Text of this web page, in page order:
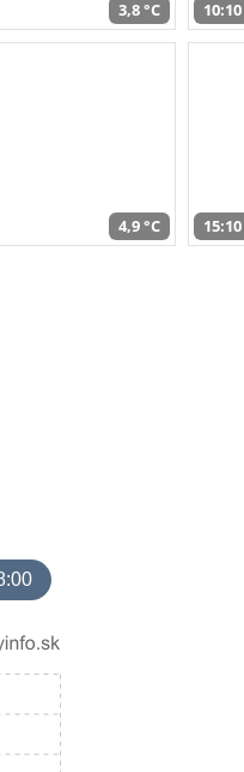
3,8 °C 10:10
4,9 °C 15:10